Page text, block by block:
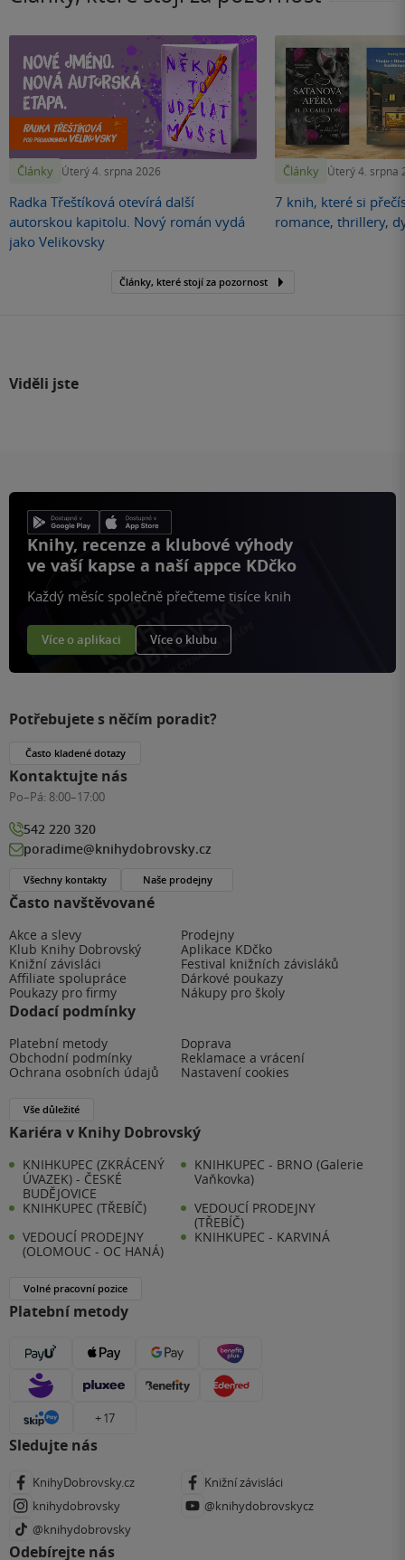
Články Úterý 4. srpna 2026
Radka Třeštíková otevírá další
autorskou kapitolu. Nový román vydá
jako Velikovsky
Články Úterý 4. srpna
7 knih, které si
romance, thrillery,
Články, které stojí za pozornost
Viděli jste
Knihy, recenze a klubové výhody
ve vaší kapse a naší appce KDčko
Každý měsíc společně přečteme tisíce knih
Více o aplikaci Více o klubu
Často navštěvované
Akce a slevy
Prodejny
Klub Knihy Dobrovský
Aplikace KDčko
Knižní závisláci
Festival knižních závisláků
Affiliate spolupráce
Dárkové poukazy
Poukazy pro firmy
Nákupy pro školy
Dodací podmínky
Platební metody
Doprava
Obchodní podmínky
Reklamace a vrácení
Ochrana osobních údajů
Nastavení cookies
Vše důležité
Kariéra v Knihy Dobrovský
KNIHKUPEC (ZKRÁCENÝ
ÚVAZEK) - ČESKÉ
BUDĚJOVICE
KNIHKUPEC - BRNO (Galerie
Vaňkovka)
KNIHKUPEC (TŘEBÍČ)
VEDOUCÍ PRODEJNY
(TŘEBÍČ)
VEDOUCÍ PRODEJNY
(OLOMOUC - OC HANÁ)
KNIHKUPEC - KARVINÁ
Volné pracovní pozice
Platební metody
+ 17
Sledujte nás
KnihyDobrovsky.cz
Knižní závisláci
knihydobrovsky
@knihydobrovskycz
@knihydobrovsky
Odebírejte nás
Potřebujete s něčím poradit?
Často kladené dotazy
Kontaktujte nás
Po–Pá: 8:00–17:00
542 220 320
poradime@knihydobrovsky.cz
Všechny kontakty Naše prodejny